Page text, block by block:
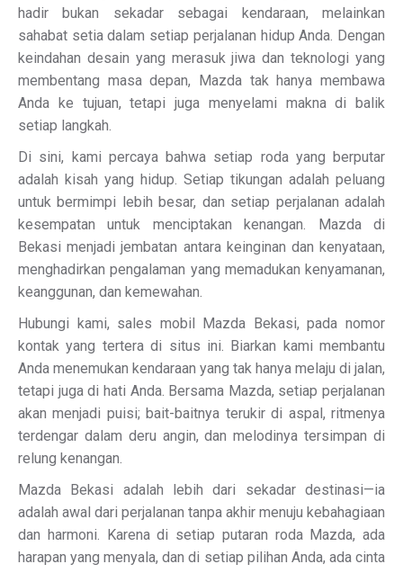
hadir bukan sekadar sebagai kendaraan, melainkan
sahabat setia dalam setiap perjalanan hidup Anda. Dengan
keindahan desain yang merasuk jiwa dan teknologi yang
membentang masa depan, Mazda tak hanya membawa
Anda ke tujuan, tetapi juga menyelami makna di balik
setiap langkah.
Di sini, kami percaya bahwa setiap roda yang berputar
adalah kisah yang hidup. Setiap tikungan adalah peluang
untuk bermimpi lebih besar, dan setiap perjalanan adalah
kesempatan untuk menciptakan kenangan. Mazda di
Bekasi menjadi jembatan antara keinginan dan kenyataan,
menghadirkan pengalaman yang memadukan kenyamanan,
keanggunan, dan kemewahan.
Hubungi kami, sales mobil Mazda Bekasi, pada nomor
kontak yang tertera di situs ini. Biarkan kami membantu
Anda menemukan kendaraan yang tak hanya melaju di jalan,
tetapi juga di hati Anda. Bersama Mazda, setiap perjalanan
akan menjadi puisi; bait-baitnya terukir di aspal, ritmenya
terdengar dalam deru angin, dan melodinya tersimpan di
relung kenangan.
Mazda Bekasi adalah lebih dari sekadar destinasi—ia
adalah awal dari perjalanan tanpa akhir menuju kebahagiaan
dan harmoni. Karena di setiap putaran roda Mazda, ada
harapan yang menyala, dan di setiap pilihan Anda, ada cinta